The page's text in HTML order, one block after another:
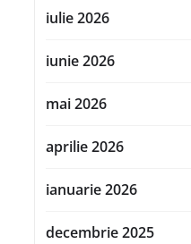
iulie 2026
iunie 2026
mai 2026
aprilie 2026
ianuarie 2026
decembrie 2025